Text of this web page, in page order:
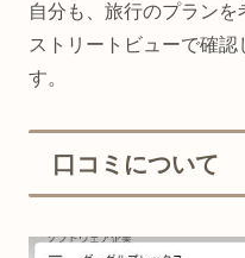
自分も、旅行のプラン
ストリートビューで確認
す。
口コミについて